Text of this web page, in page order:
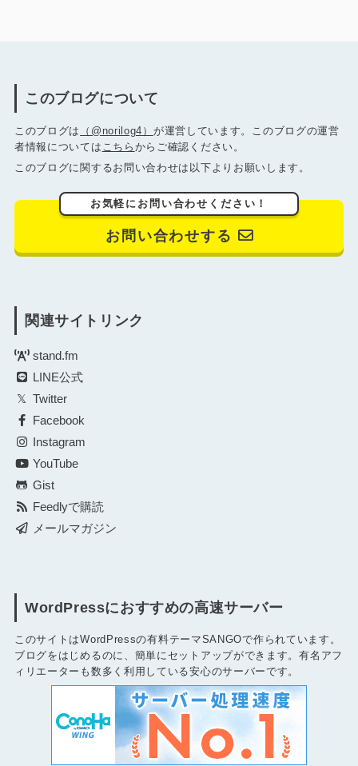
このブログについて
このブログは （@norilog4） が運営しています。このブログの運営
者情報については こちら からご確認ください。
このブログに関するお問い合わせは以下よりお願いします。
お気軽にお問い合わせください！
お問い合わせする
関連サイトリンク
stand.fm
LINE公式
Twitter
Facebook
Instagram
YouTube
Gist
Feedlyで購読
メールマガジン
WordPressにおすすめの高速サーバー
このサイトはWordPressの有料テーマSANGOで作られています。
ブログをはじめるのに、簡単にセットアップができます。有名アフ
ィリエーターも数多く利用している安心のサーバーです。